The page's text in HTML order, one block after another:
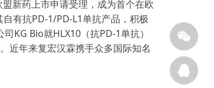
新药上市申请受理，成为首个在欧
有抗PD-1/PD-L1单抗产品，积极
KG Bio就HLX10（抗PD-1单抗）
近年来复宏汉霖携手众多国际知名